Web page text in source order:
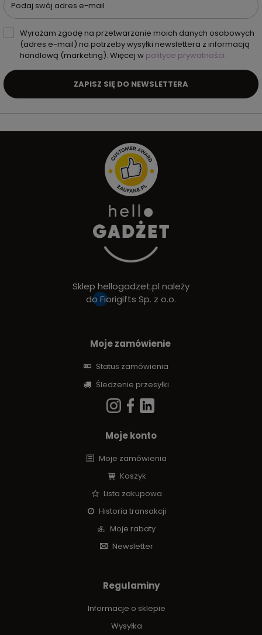
Podaj swój adres e-mail
Wyrażam zgodę na przetwarzanie moich danych osobowych
(adres e-mail) na potrzeby wysyłki newslettera z informacją
handlową (marketing). Więcej w polityce prywatności.
ZAPISZ SIĘ DO NEWSLETTERA
Sklep hellogadzet.pl należy
do Fiorigifts Sp. z o.o.
Moje zamówienie
Status zamówienia
Śledzenie przesyłki
Moje konto
Moje zamówienia
Koszyk
Lista zakupowa
Historia transakcji
Moje rabaty
Newsletter
Regulaminy
Informacje o sklepie
Wysyłka